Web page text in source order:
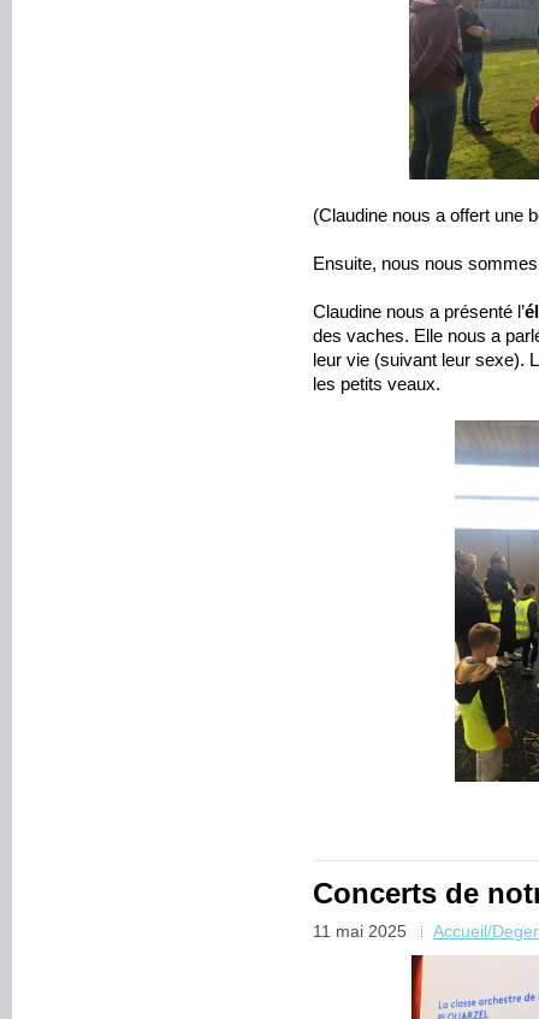
(Claudine nous a offert une
Ensuite, nous nous
Claudine nous a présenté l’
des vaches. Elle nous a
leur vie (suivant leur sexe).
les petits veaux.
Concerts de
11 mai 2025 Accueil/